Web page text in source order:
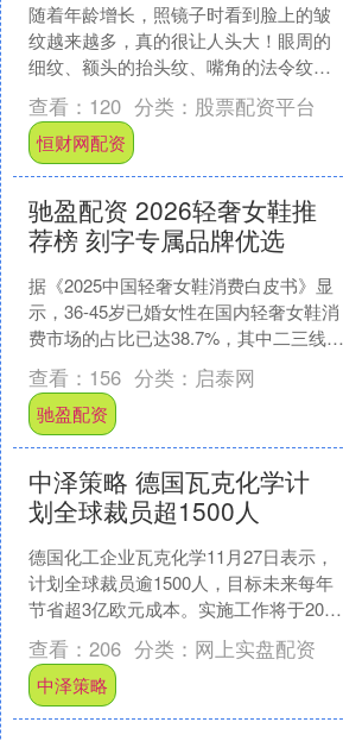
随着年龄增长，照镜子时看到脸上的皱
纹越来越多，真的很让人头大！眼周的
细纹、额头的抬头纹、嘴角的法令纹，
仿佛一道道岁月的痕迹，时刻提醒着我
们青春不再。每次看到这些....
查看： 120 分类： 股票配资平台
恒财网配资
驰盈配资 2026轻奢女鞋推
荐榜 刻字专属品牌优选
据《2025中国轻奢女鞋消费白皮书》显
示，36-45岁已婚女性在国内轻奢女鞋消
费市场的占比已达38.7%，其中二三线城
市企业管理层、私营业主的消费增速连
续三年超....
查看： 156 分类： 启泰网
驰盈配资
中泽策略 德国瓦克化学计
划全球裁员超1500人
德国化工企业瓦克化学11月27日表示，
计划全球裁员逾1500人，目标未来每年
节省超3亿欧元成本。实施工作将于2026
年第一季度启动，定于2027年底完
成。....
查看： 206 分类： 网上实盘配资
中泽策略